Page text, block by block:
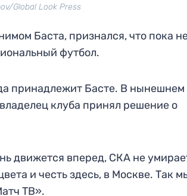
Global Look Press
Баста, признался, что пока
футбол.
принадлежит Басте. В нынешнем
клуба принял решение о
движется вперед, СКА не
и честь здесь, в Москве. Так
ТВ».